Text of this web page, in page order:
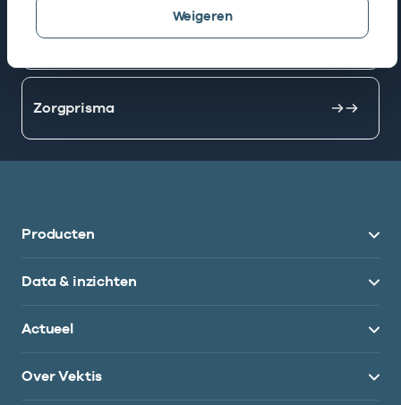
Weigeren
AGB aanvragen
Zorgprisma
Producten
Data & inzichten
Actueel
Over Vektis